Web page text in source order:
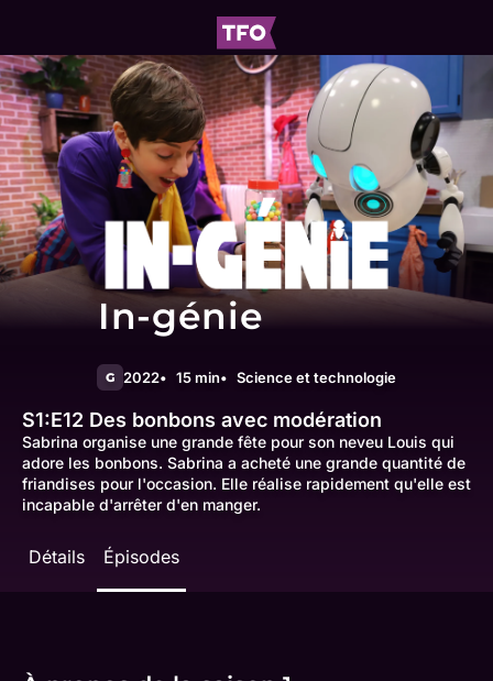
In-génie
G 2022 15 min Science et technologie
S1:E12 Des bonbons avec modération
Sabrina organise une grande fête pour son neveu Louis qui
adore les bonbons. Sabrina a acheté une grande quantité de
friandises pour l'occasion. Elle réalise rapidement qu'elle est
incapable d'arrêter d'en manger.
Détails Épisodes